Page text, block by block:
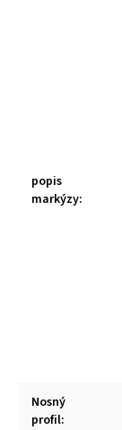
popis
markýzy:
Nosný
profil: